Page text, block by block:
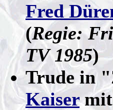
Fred
(Regie:
TV 1985)
Trude in
Kaisermit